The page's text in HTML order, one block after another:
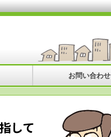
お問い合わせ